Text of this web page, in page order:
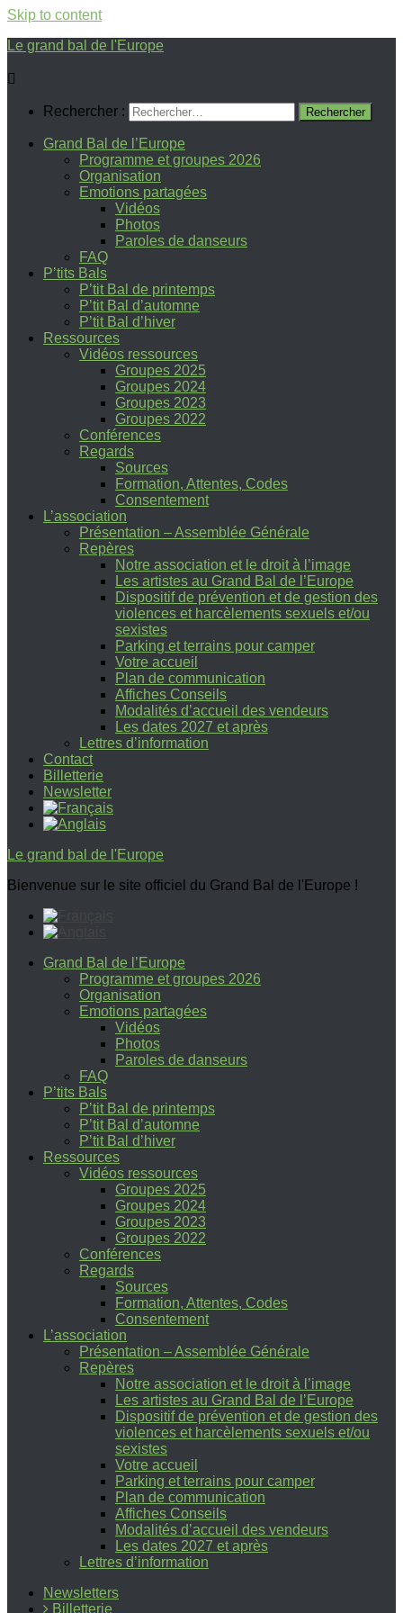
Skip to content
Le grand bal de l'Europe
Rechercher :
Grand Bal de l’Europe
Programme et groupes 2026
Organisation
Emotions partagées
Vidéos
Photos
Paroles de danseurs
FAQ
P’tits Bals
P’tit Bal de printemps
P’tit Bal d’automne
P’tit Bal d’hiver
Ressources
Vidéos ressources
Groupes 2025
Groupes 2024
Groupes 2023
Groupes 2022
Conférences
Regards
Sources
Formation, Attentes, Codes
Consentement
L’association
Présentation – Assemblée Générale
Repères
Notre association et le droit à l’image
Les artistes au Grand Bal de l’Europe
Dispositif de prévention et de gestion des
violences et harcèlements sexuels et/ou
sexistes
Parking et terrains pour camper
Votre accueil
Plan de communication
Affiches Conseils
Modalités d’accueil des vendeurs
Les dates 2027 et après
Lettres d’information
Contact
Billetterie
Newsletter
Le grand bal de l'Europe
Bienvenue sur le site officiel du Grand Bal de l'Europe !
Grand Bal de l’Europe
Programme et groupes 2026
Organisation
Emotions partagées
Vidéos
Photos
Paroles de danseurs
FAQ
P’tits Bals
P’tit Bal de printemps
P’tit Bal d’automne
P’tit Bal d’hiver
Ressources
Vidéos ressources
Groupes 2025
Groupes 2024
Groupes 2023
Groupes 2022
Conférences
Regards
Sources
Formation, Attentes, Codes
Consentement
L’association
Présentation – Assemblée Générale
Repères
Notre association et le droit à l’image
Les artistes au Grand Bal de l’Europe
Dispositif de prévention et de gestion des
violences et harcèlements sexuels et/ou
sexistes
Votre accueil
Parking et terrains pour camper
Plan de communication
Affiches Conseils
Modalités d’accueil des vendeurs
Les dates 2027 et après
Lettres d’information
Newsletters
Billetterie